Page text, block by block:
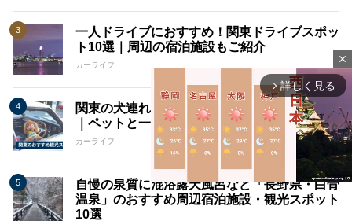
一人ドライブにおすすめ！関東ドライブスポッ
ト10選｜周辺の宿泊施設もご紹介
カーライフ
関東の犬連れOKのおすすめ観光スポット11選
｜ペットと一緒におでかけ&ドライブ！
カーライフ
自慢の泉質に混浴露天風呂など「長野県・白骨
温泉」のおすすめ周辺宿泊施設・観光スポット
10選
close
arrow_forward_ios 詳しく見る